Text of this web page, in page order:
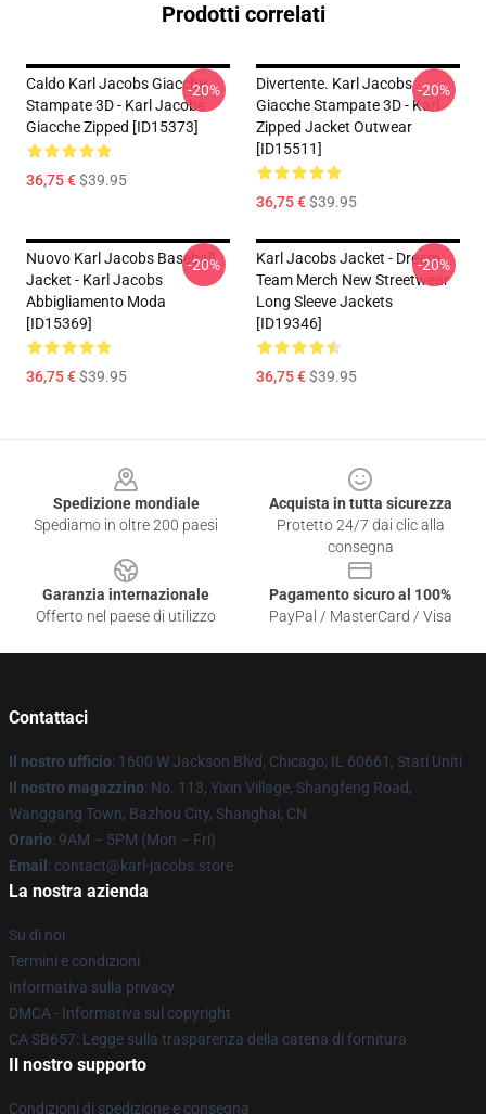
Prodotti correlati
Caldo Karl Jacobs Giacche
Stampate 3D - Karl Jacobs
Giacche Zipped [ID15373]
36,75 €$39.95
-20%
Divertente. Karl Jacobs
Giacche Stampate 3D - Karl
Zipped Jacket Outwear
[ID15511]
36,75 €$39.95
-20%
Nuovo Karl Jacobs Baseball
Jacket - Karl Jacobs
Abbigliamento Moda
[ID15369]
36,75 €$39.95
-20%
Karl Jacobs Jacket - Dream
Team Merch New Streetwear
Long Sleeve Jackets
[ID19346]
36,75 €$39.95
-20%
Spedizione mondiale
Spediamo in oltre 200 paesi
Acquista in tutta sicurezza
Protetto 24/7 dai clic alla
consegna
Garanzia internazionale
Offerto nel paese di utilizzo
Pagamento sicuro al 100%
PayPal / MasterCard / Visa
Contattaci
Il nostro ufficio: 1600 W Jackson Blvd, Chicago, IL 60661, Stati Uniti
Il nostro magazzino: No. 113, Yixin Village, Shangfeng Road,
Wanggang Town, Bazhou City, Shanghai, CN
Orario: 9AM – 5PM (Mon – Fri)
Email : contact@karl-jacobs.store
La nostra azienda
Su di noi
Termini e condizioni
Informativa sulla privacy
DMCA - Informativa sul copyright
CA SB657: Legge sulla trasparenza della catena di fornitura
Il nostro supporto
Condizioni di spedizione e consegna